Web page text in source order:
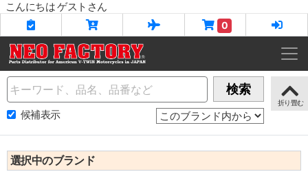
こんにちは ゲストさん
0
Name 検索
候補表示
選択中のブランド